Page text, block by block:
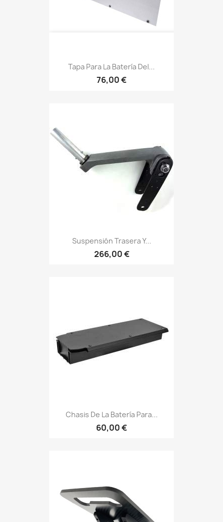
Tapa Para La Batería Del...
76,00 €
Suspensión Trasera Y...
266,00 €
Chasis De La Batería Para...
60,00 €